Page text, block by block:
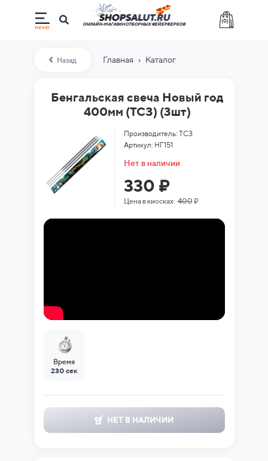
(0)
ОНЛАЙН-МАГАЗИН ОТБОРНЫХ ФЕЙЕРВЕРКОВ
Назад Главная › Каталог
Бенгальская свеча Новый год
400мм (ТСЗ) (3шт)
Производитель: ТСЗ
Артикул: НГ151
Нет в наличии
330 ₽
Цена в киосках:400₽
Время
230 сек
НЕТ В НАЛИЧИИ